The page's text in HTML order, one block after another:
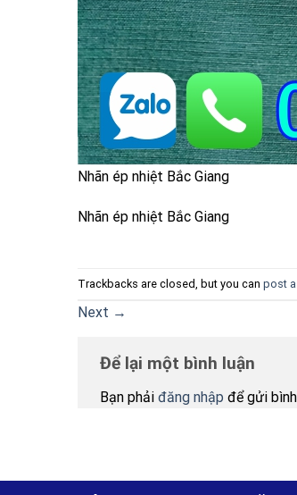
Nhãn ép nhiệt Bắc Giang
Nhãn ép nhiệt Bắc Giang
Trackbacks are closed, but you can post
Next →
Để lại một bình luận
Bạn phải đăng nhập để gửi